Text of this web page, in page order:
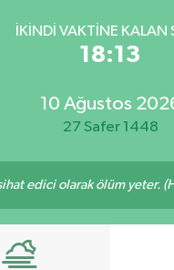
İKINDI VAKTİNE KALAN
18:13
10 Ağustos
27 Safer 1448
edici olarak ölüm yeter.